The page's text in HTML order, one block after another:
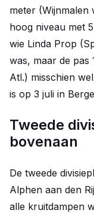
meter (Wijnmalen
hoog niveau met
wie Linda Prop
was, maar de pas
Atl.) misschien
is op 3 juli in
Tweede
bovenaan
De tweede
Alphen aan den
alle kruitdampen